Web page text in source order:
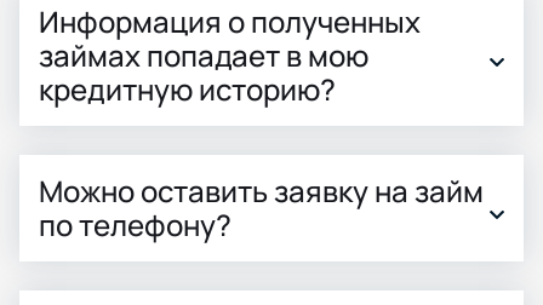
Информация о полученных
займах попадает в мою
кредитную историю?
Можно оставить заявку на займ
по телефону?